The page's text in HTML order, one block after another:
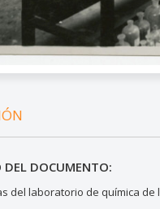
DEL DOCUMENTO:
del laboratorio de química de